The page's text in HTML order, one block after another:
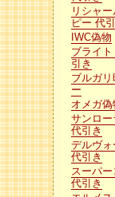
リシャ
ピー 代
IWC偽物
ブライ
引き
ブルガ
ー
オメガ
サンロ
代引き
デルヴ
代引き
スーパ
代引き